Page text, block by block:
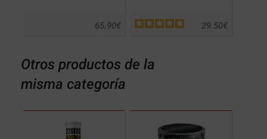
€
65.90 €
29.50
Otros productos de la
misma categoría